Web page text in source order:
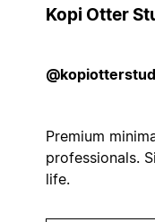
Kopi Otter
Premium
professionals.
life.